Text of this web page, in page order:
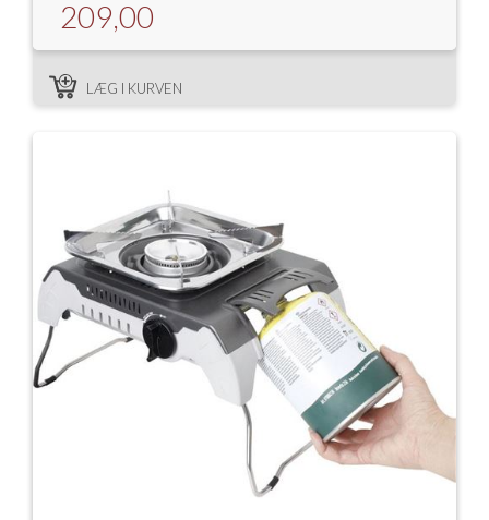
Isabella Opstillingsvejledninger
GPDR - Optagelse af foto og video
GPDR - KG Camping Kundeklub
209,00
LÆG I KURVEN